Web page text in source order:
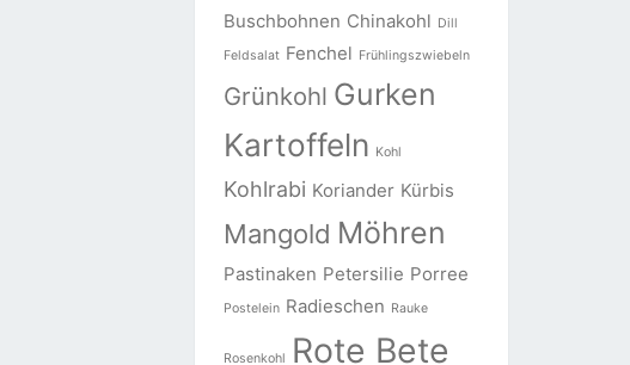
Buschbohnen Chinakohl Dill
Feldsalat Fenchel Frühlingszwiebeln
Grünkohl Gurken
Kartoffeln Kohl
Kohlrabi Koriander Kürbis
Mangold Möhren
Pastinaken Petersilie Porree
Postelein Radieschen Rauke
Rosenkohl Rote Bete